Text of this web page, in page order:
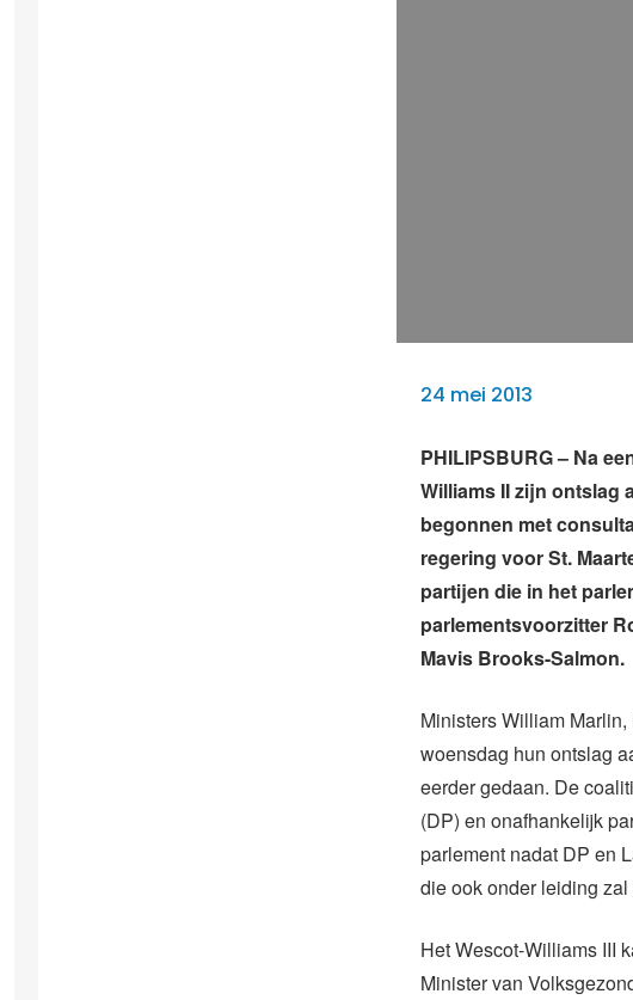
24 mei 2013
PHILIPSBURG – Na
Williams II zijn ontslag
begonnen met
regering voor St.
partijen die in het
parlementsvoorzitter
Mavis Brooks-Salmon.
Ministers William
woensdag hun ontslag
eerder gedaan. De
(DP) en onafhankelijk
parlement nadat DP en
die ook onder leiding
Het Wescot-Williams III
Minister van